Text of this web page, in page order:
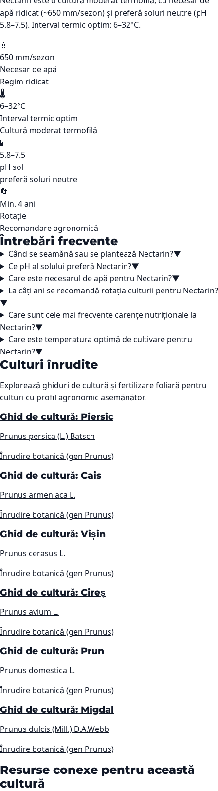
apă ridicat (~650 mm/sezon) și preferă soluri neutre (pH
5.8–7.5). Interval termic optim: 6–32°C.
💧
650 mm/sezon
Necesar de apă
Regim ridicat
🌡️
6–32°C
Interval termic optim
Cultură moderat termofilă
🧪
5.8–7.5
pH sol
preferă soluri neutre
🔄
Min. 4 ani
Rotație
Recomandare agronomică
Întrebări frecvente
Când se seamănă sau se plantează Nectarin?▼
Ce pH al solului preferă Nectarin?▼
Care este necesarul de apă pentru Nectarin?▼
La câți ani se recomandă rotația culturii pentru Nectarin?
▼
Care sunt cele mai frecvente carențe nutriționale la
Nectarin?▼
Care este temperatura optimă de cultivare pentru
Nectarin?▼
Culturi înrudite
Explorează ghiduri de cultură și fertilizare foliară pentru
culturi cu profil agronomic asemănător.
Ghid de cultură: Piersic
Prunus persica (L.) Batsch
Înrudire botanică (gen Prunus)
Ghid de cultură: Cais
Prunus armeniaca L.
Înrudire botanică (gen Prunus)
Ghid de cultură: Vișin
Prunus cerasus L.
Înrudire botanică (gen Prunus)
Ghid de cultură: Cireș
Prunus avium L.
Înrudire botanică (gen Prunus)
Ghid de cultură: Prun
Prunus domestica L.
Înrudire botanică (gen Prunus)
Ghid de cultură: Migdal
Prunus dulcis (Mill.) D.A.Webb
Înrudire botanică (gen Prunus)
Resurse conexe pentru această
cultură